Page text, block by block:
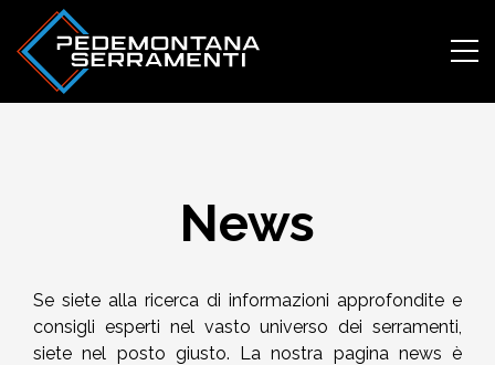
News
Se siete alla ricerca di informazioni approfondite e
consigli esperti nel vasto universo dei serramenti,
siete nel posto giusto. La nostra pagina news è